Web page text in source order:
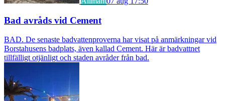
Bad avråds vid Cement
BAD. De senaste badvattenproverna har visat på anmärkningar vid
Borstahusens badplats, även kallad Cement. Här är badvattnet
tillfälligt otjänligt och staden avråder från bad.